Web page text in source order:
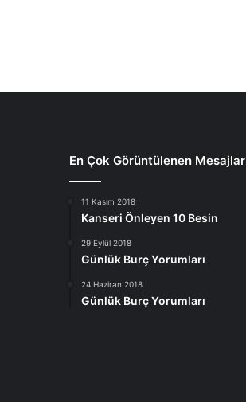
En Çok Görüntülenen Mesajlar
11 Kasım 2018
Kanseri Önleyen 10 Besin
29 Eylül 2018
Günlük Burç Yorumları
24 Haziran 2018
Günlük Burç Yorumları